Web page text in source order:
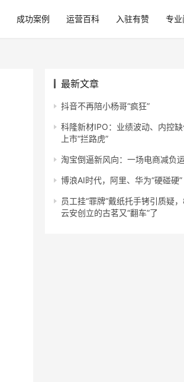
成功案例 运营百科 入驻有赞 专
最新文章
抖音不再陪小杨哥“疯狂”
科隆新材IPO：业绩波动、内控
上市“拦路虎”
淘宝倒逼新风向：一场电商减负
博浪AI时代，阿里、华为“硬碰硬”
员工挂“罪牌”戴纸托手铐引质疑
云安创立的古茗又“翻车”了